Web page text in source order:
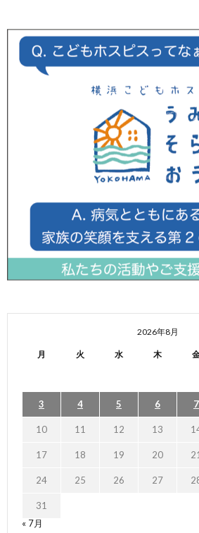
2026年8月
月 火 水 木
3 4 5 6 7
10 11 12 13
17 18 19 20 21
24 25 26 27
31
« 7月